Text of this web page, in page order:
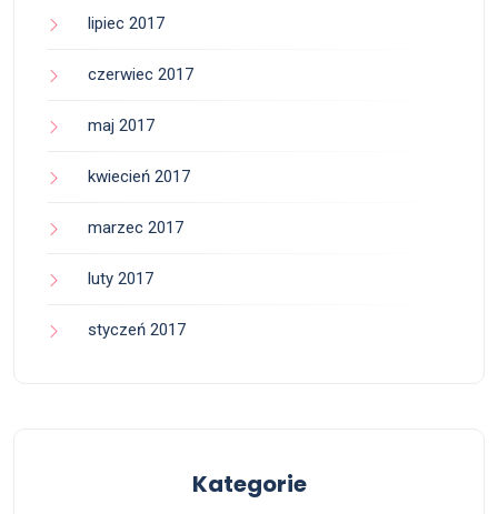
lipiec 2017
czerwiec 2017
maj 2017
kwiecień 2017
marzec 2017
luty 2017
styczeń 2017
Kategorie